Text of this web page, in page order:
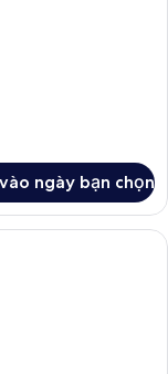
ngày bạn chọn